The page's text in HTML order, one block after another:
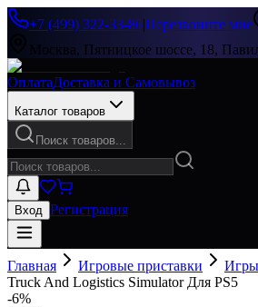
+7 (499) 322-33-86|Перезвоните мне
Москва, Пятницкое шоссе, 18,
ОплатаДоставка и Самовывоз
Каталог товаров
Поиск товаров...
Вход Регистрация
Главная Игровые приставки
Игры
Truck And Logistics Simulator Для PS5
-6%